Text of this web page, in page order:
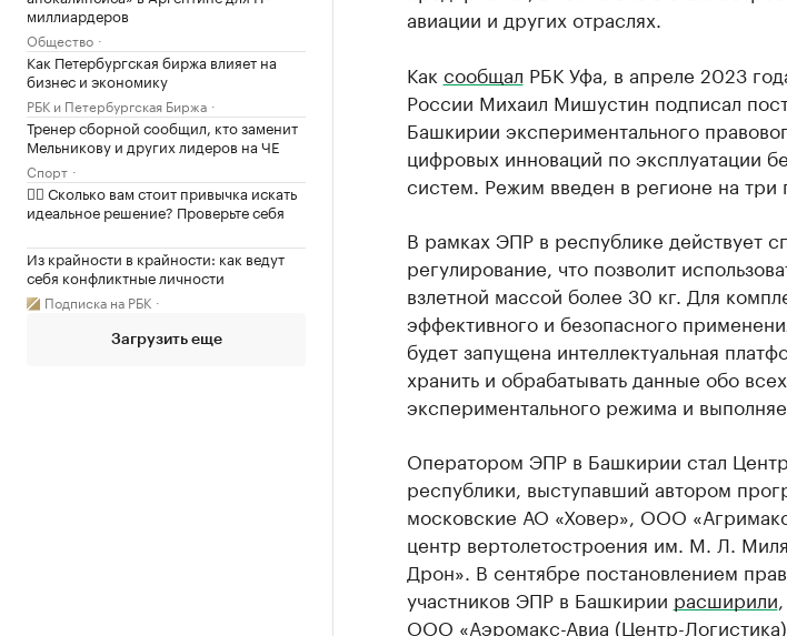
миллиардеров
Общество
Как Петербургская биржа влияет на
бизнес и экономику
РБК и Петербургская Биржа
Тренер сборной сообщил, кто заменит
Мельникову и других лидеров на ЧЕ
Спорт
✍🏻 Сколько вам стоит привычка искать
идеальное решение? Проверьте себя
Из крайности в крайности: как ведут
себя конфликтные личности
Подписка на РБК
Загрузить еще
авиации и других отраслях.
Как сообщал РБК Уфа, в апреле 2023
России Михаил Мишустин подписал
Башкирии экспериментального
цифровых инноваций по эксплуатации
систем. Режим введен в регионе на три
В рамках ЭПР в республике действует
регулирование, что позволит
взлетной массой более 30 кг. Для
эффективного и безопасного
будет запущена интеллектуальная
хранить и обрабатывать данные обо
экспериментального режима и
Оператором ЭПР в Башкирии стал
республики, выступавший автором
московские АО «Ховер», ООО
центр вертолетостроения им. М. Л.
Дрон». В сентябре постановлением
участников ЭПР в Башкирии расширили
ООО «Аэромакс-Авиа (Центр-